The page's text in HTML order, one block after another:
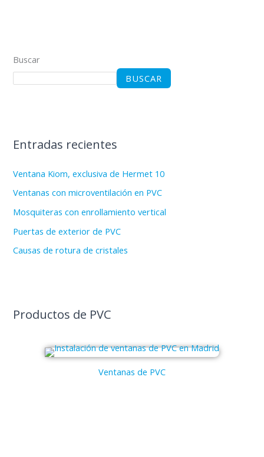
Buscar
BUSCAR
Entradas recientes
Ventana Kiom, exclusiva de Hermet 10
Ventanas con microventilación en PVC
Mosquiteras con enrollamiento vertical
Puertas de exterior de PVC
Causas de rotura de cristales
Productos de PVC
Ventanas de PVC